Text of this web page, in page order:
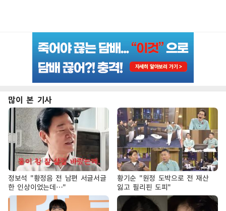
많이 본 기사
정보석 "황정음 전 남편 서글서글
한 인상이었는데…"
황기순 "원정 도박으로 전 재산
잃고 필리핀 도피"